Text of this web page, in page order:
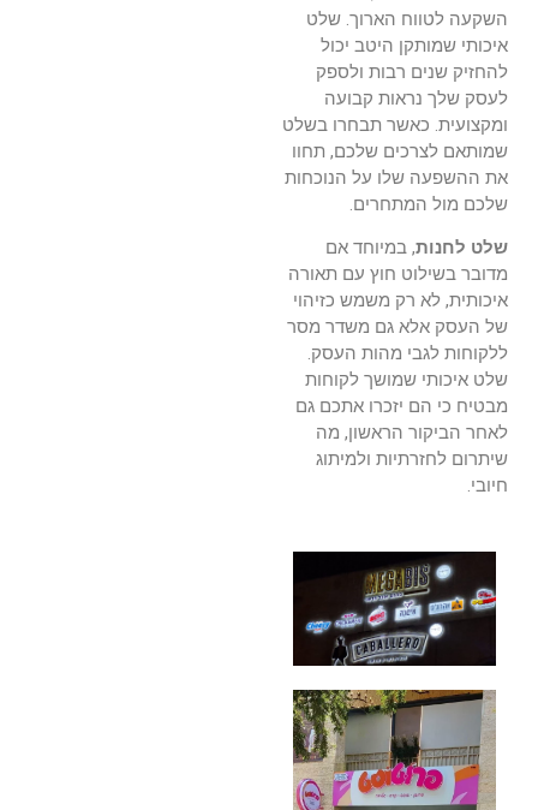
השקעה לטווח הארוך. שלט
איכותי שמותקן היטב יכול
להחזיק שנים רבות ולספק
לעסק שלך נראות קבועה
ומקצועית. כאשר תבחרו בשלט
שמותאם לצרכים שלכם, תחוו
את ההשפעה שלו על הנוכחות
שלכם מול המתחרים.
שלט לחנות, במיוחד אם
מדובר בשילוט חוץ עם תאורה
איכותית, לא רק משמש כזיהוי
של העסק אלא גם משדר מסר
ללקוחות לגבי מהות העסק.
שלט איכותי שמושך לקוחות
מבטיח כי הם יזכרו אתכם גם
לאחר הביקור הראשון, מה
שיתרום לחזרתיות ולמיתוג
חיובי.